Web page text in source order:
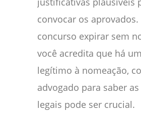
convocar os aprovados.
concurso expirar sem
você acredita que há
legítimo à nomeação,
advogado para saber
legais pode ser crucial.